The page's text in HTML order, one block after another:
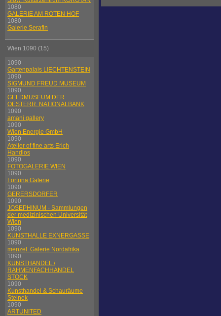
1080
GALERIE AM ROTEN HOF
1080
Galerie Serafin
Wien 1090 (15)
1090
Gartenpalais LIECHTENSTEIN
1090
SIGMUND FREUD MUSEUM
1090
GELDMUSEUM DER
OESTERR. NATIONALBANK
1090
amani gallery
1090
Wien Energie GmbH
1090
Atelier of fine arts Erich
Handlos
1090
FOTOGALERIE WIEN
1090
Fortuna Galerie
1090
GERERSDORFER
1090
JOSEPHINUM - Sammlungen
der medizinischen Universität
Wien
1090
KUNSTHALLE EXNERGASSE
1090
menzel. Galerie Nordafrika
1090
KUNSTHANDEL /
RAHMENFACHHANDEL
STOCK
1090
Kunsthandel & Schauräume
Steinek
1090
ARTUNITED